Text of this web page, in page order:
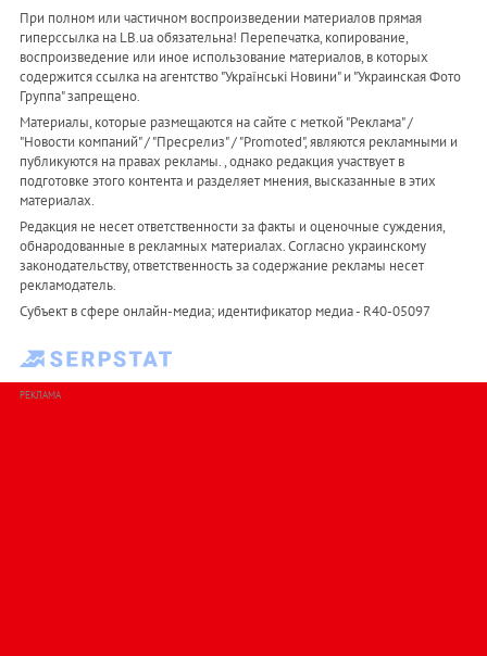
При полном или частичном воспроизведении материалов прямая
гиперссылка на LB.ua обязательна! Перепечатка, копирование,
воспроизведение или иное использование материалов, в которых
содержится ссылка на агентство "Українськi Новини" и "Украинская Фото
Группа" запрещено.
Материалы, которые размещаются на сайте с меткой "Реклама" /
"Новости компаний" / "Пресрелиз" / "Promoted", являются рекламными и
публикуются на правах рекламы. , однако редакция участвует в
подготовке этого контента и разделяет мнения, высказанные в этих
материалах.
Редакция не несет ответственности за факты и оценочные суждения,
обнародованные в рекламных материалах. Согласно украинскому
законодательству, ответственность за содержание рекламы несет
рекламодатель.
Субъект в сфере онлайн-медиа; идентификатор медиа - R40-05097
РЕКЛАМА